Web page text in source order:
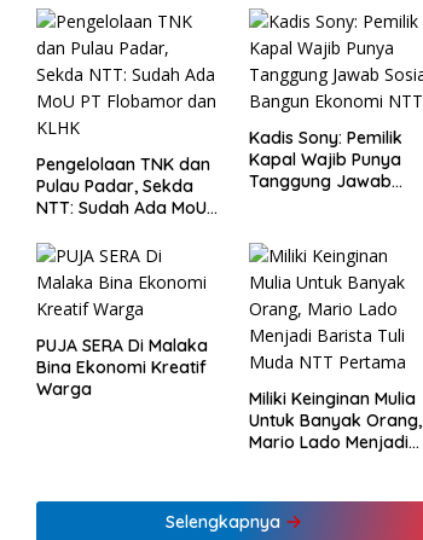
Pengelolaan TNK dan
Pulau Padar, Sekda
NTT: Sudah Ada MoU
KLHK
Kadis Sony: Pemilik
Kapal Wajib Punya
Tanggung Jawab
PUJA SERA Di Malaka
Bina Ekonomi Kreatif
Warga
Miliki Keinginan Mulia
Untuk Banyak Orang,
Mario Lado Menjadi
Selengkapnya